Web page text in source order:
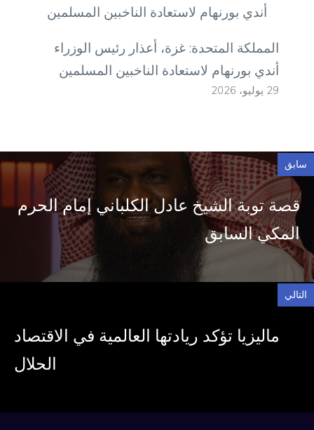
المملكة المتحدة: غزة، أعذار رئيس الوزراء
أندي بورنهام لاستعادة الناخبين المسلمين
29 يوليو، 2026
سابق
قصة توبة الشيخ عادل الكلباني إمام الحرم
المكي السابق
التالي
ماليزيا تؤكد ريادتها العالمية في الاقتصاد
الحلال